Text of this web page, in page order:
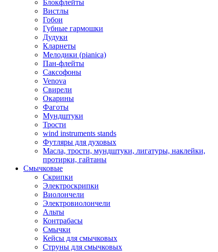
Блокфлейты
Вистлы
Гобои
Губные гармошки
Дудуки
Кларнеты
Мелодики (pianica)
Пан-флейты
Саксофоны
Venova
Свирели
Окарины
Фаготы
Мундштуки
Трости
wind instruments stands
Футляры для духовых
Масла, трости, мундштуки, лигатуры, наклейки,
протирки, гайтаны
Смычковые
Скрипки
Электроскрипки
Виолончели
Электровиолончели
Альты
Контрабасы
Смычки
Кейсы для смычковых
Струны для смычковых